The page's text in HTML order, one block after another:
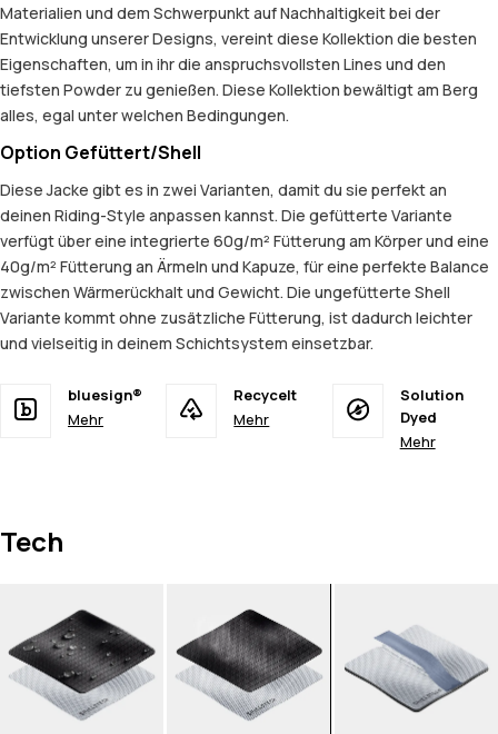
Materialien und dem Schwerpunkt auf Nachhaltigkeit bei der
Entwicklung unserer Designs, vereint diese Kollektion die besten
Eigenschaften, um in ihr die anspruchsvollsten Lines und den
tiefsten Powder zu genießen. Diese Kollektion bewältigt am Berg
alles, egal unter welchen Bedingungen.
Option Gefüttert/Shell
Diese Jacke gibt es in zwei Varianten, damit du sie perfekt an
deinen Riding-Style anpassen kannst. Die gefütterte Variante
verfügt über eine integrierte 60g/m² Fütterung am Körper und eine
40g/m² Fütterung an Ärmeln und Kapuze, für eine perfekte Balance
zwischen Wärmerückhalt und Gewicht. Die ungefütterte Shell
Variante kommt ohne zusätzliche Fütterung, ist dadurch leichter
und vielseitig in deinem Schichtsystem einsetzbar.
bluesign®
Mehr
Recycelt
Mehr
Solution
Dyed
Mehr
Tech